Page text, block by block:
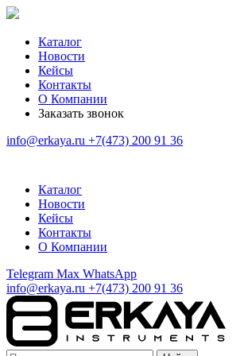
Каталог
Новости
Кейсы
Контакты
О Компании
Заказать звонок
info@erkaya.ru +7(473) 200 91 36
Каталог
Новости
Кейсы
Контакты
О Компании
Telegram Max WhatsApp
info@erkaya.ru +7(473) 200 91 36